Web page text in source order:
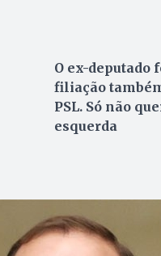
O ex-deputado
filiação
PSL. Só não
esquerda